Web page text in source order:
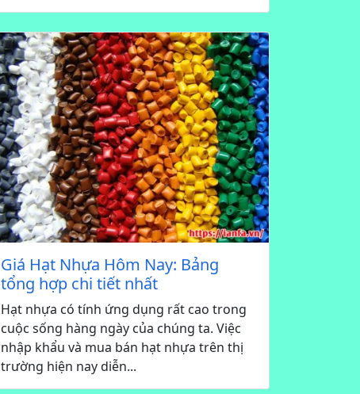
Giá Hạt Nhựa Hôm Nay: Bảng
tổng hợp chi tiết nhất
Hạt nhựa có tính ứng dụng rất cao trong
cuộc sống hàng ngày của chúng ta. Việc
nhập khẩu và mua bán hạt nhựa trên thị
trường hiện nay diễn...